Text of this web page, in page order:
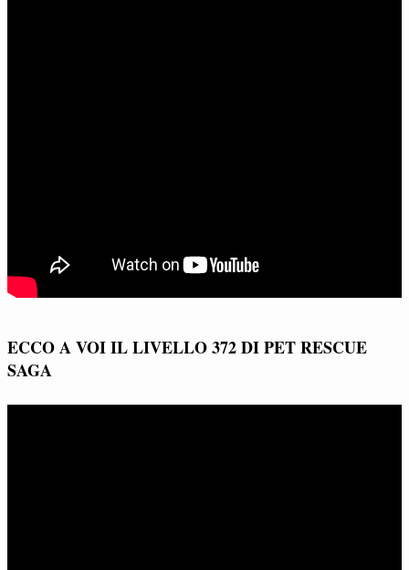
ECCO A VOI IL LIVELLO 372 DI PET RESCUE
SAGA